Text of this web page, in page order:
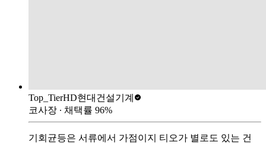
Top_TierHD현대건설기계
코사장 ∙ 채택률 96%
기회균등은 서류에서 가점이지 티오가 별로도 있는 건